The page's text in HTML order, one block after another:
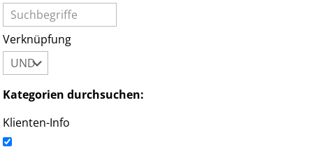
Verknüpfung
Kategorien durchsuchen:
Klienten-Info